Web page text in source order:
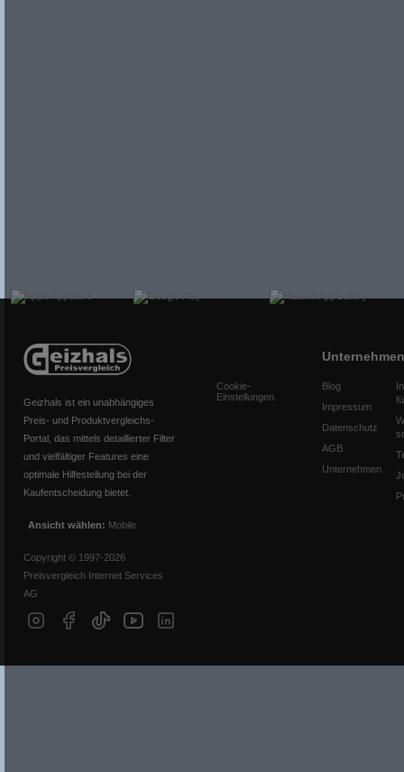
Geizhals ist ein unabhängiges
Preis- und Produktvergleichs-
Portal, das mittels detaillierter Filter
und vielfältiger Features eine
optimale Hilfestellung bei der
Kaufentscheidung bietet.
Ansicht wählen: Mobile
Copyright © 1997-2026
Preisvergleich Internet Services
AG
Cookie-
Einstellungen
Unternehmen
Blog
Impressum
Datenschutz
AGB
Unternehmen